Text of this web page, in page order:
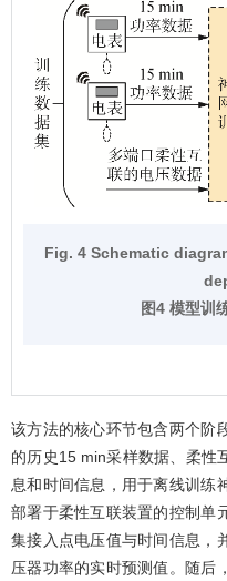
Fig. 4 Schematic
图4 模型训
该方法的核心环节包含两个阶
的历史15 min采样数据、柔性
息和时间信息，用于离线训练
部署于柔性互联装置的控制单
集接入点电压值与时间信息，
压器功率的实时预测值。随后